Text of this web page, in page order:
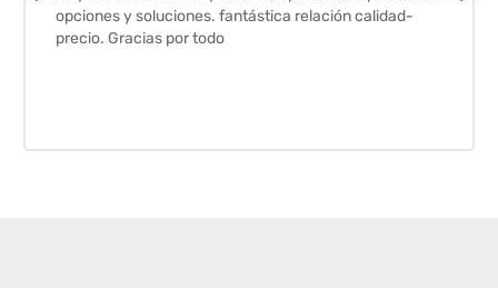
opciones y soluciones. fantástica relación calidad-
precio. Gracias por todo